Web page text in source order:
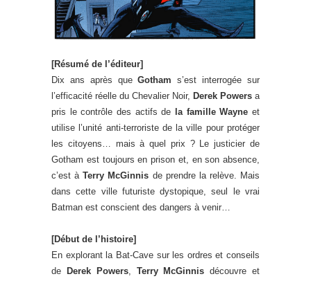
[Résumé de l’éditeur]
Dix ans après queGotham s’est interrogée sur
l’efficacité réelle du Chevalier Noir, Derek Powers a
pris le contrôle des actifs de
la famille Wayne et
utilise l’unité anti-terroriste de la ville pour protéger
les citoyens… mais à quel prix ? Le justicier de
Gotham est toujours en prison et, en son absence,
c’est àTerry McGinnis de prendre la relève. Mais
dans cette ville futuriste dystopique, seul le vrai
Batman est conscient des dangers à venir…
[Début de l’histoire]
En explorant la Bat-Cave sur les ordres et conseils
de
Derek Powers, Terry McGinnis découvre et